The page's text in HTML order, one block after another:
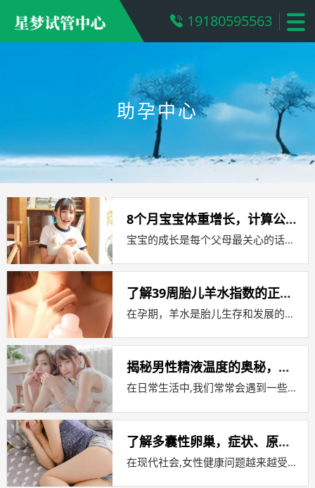
19180595563
助孕中心
8个月宝宝体重增长，计算公式与健康指南
宝宝的成长是每个父母最关心的话题之一，随着宝宝一天天长大，他们的体重变化是衡量他们健康和发育的重要指标，对于8个月大的宝宝来说，...
了解39周胎儿羊水指数的正常范围
在孕期，羊水是胎儿生存和发展的重要环境，羊水指数（Amniotic Fluid Index，简称AFI）是评估羊水量的一个重要指...
揭秘男性精液温度的奥秘，为何有时候是凉的？
在日常生活中,我们常常会遇到一些令人费解的现象，而男性精液的温度变化就是其中之一，许多人可能会好奇，为什么有时候男性的精液会感觉...
了解多囊性卵巢，症状、原因与治疗
在现代社会,女性健康问题越来越受到重视，多囊性卵巢综合征（Polycystic Ovary Syndrome，简称PCOS）作为...